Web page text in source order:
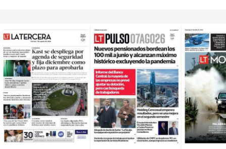
Opens in new window Opens in